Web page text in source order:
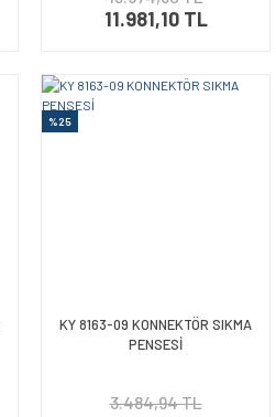
11.981,10 TL
%25
KY 8163-09 KONNEKTÖR SIKMA
PENSESİ
3.484,94 TL